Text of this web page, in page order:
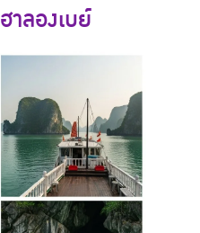
ลองเบย์